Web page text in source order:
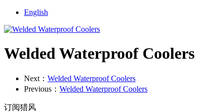
English
Welded Waterproof Coolers
Next： Welded Waterproof Coolers
Previous： Welded Waterproof Coolers
订阅猎风